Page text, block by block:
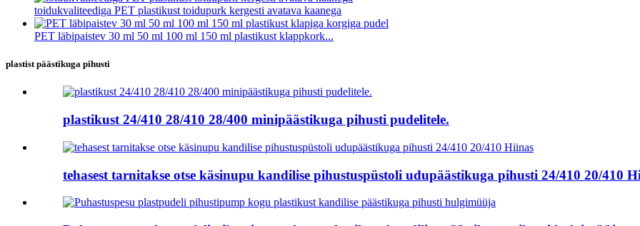
toidukvaliteediga PET plastikust toidupurk kergesti avatava kaanega
PET läbipaistev 30 ml 50 ml 100 ml 150 ml plastikust klappkork...
plastist päästikuga pihusti
plastikust 24/410 28/410 28/400 minipäästikuga pihusti pudelitele.
tehasest tarnitakse otse käsinupu kandilise pihustuspüstoli udupäästikuga pihusti 24/410 20/410